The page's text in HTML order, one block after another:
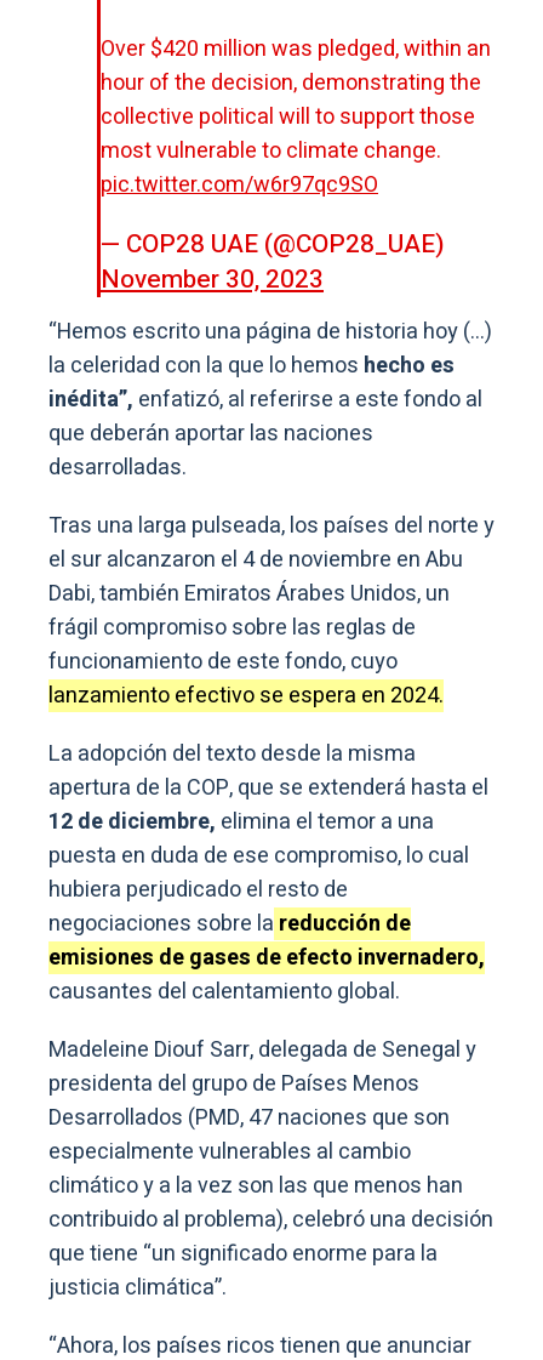
Over $420 million was pledged, within an
hour of the decision, demonstrating the
collective political will to support those
most vulnerable to climate change.
pic.twitter.com/w6r97qc9SO
— COP28 UAE (@COP28_UAE)
November 30, 2023
“Hemos escrito una página de historia hoy (…)
la celeridad con la que lo hemos hecho es
inédita”, enfatizó, al referirse a este fondo al
que deberán aportar las naciones
desarrolladas.
Tras una larga pulseada, los países del norte y
el sur alcanzaron el 4 de noviembre en Abu
Dabi, también Emiratos Árabes Unidos, un
frágil compromiso sobre las reglas de
funcionamiento de este fondo, cuyo
lanzamiento efectivo se espera en 2024.
La adopción del texto desde la misma
apertura de la COP, que se extenderá hasta el
12 de diciembre, elimina el temor a una
puesta en duda de ese compromiso, lo cual
hubiera perjudicado el resto de
negociaciones sobre la reducción de
emisiones de gases de efecto invernadero,
causantes del calentamiento global.
Madeleine Diouf Sarr, delegada de Senegal y
presidenta del grupo de Países Menos
Desarrollados (PMD, 47 naciones que son
especialmente vulnerables al cambio
climático y a la vez son las que menos han
contribuido al problema), celebró una decisión
que tiene “un significado enorme para la
justicia climática”.
“Ahora, los países ricos tienen que anunciar